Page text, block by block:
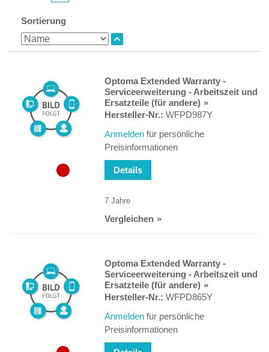
Sortierung
Optoma Extended Warranty -
Serviceerweiterung - Arbeitszeit und
Ersatzteile (für andere)
Hersteller-Nr.: WFPD987Y
Anmelden für persönliche
Preisinformationen
Details
7 Jahre
Vergleichen
Optoma Extended Warranty -
Serviceerweiterung - Arbeitszeit und
Ersatzteile (für andere)
Hersteller-Nr.: WFPD865Y
Anmelden für persönliche
Preisinformationen